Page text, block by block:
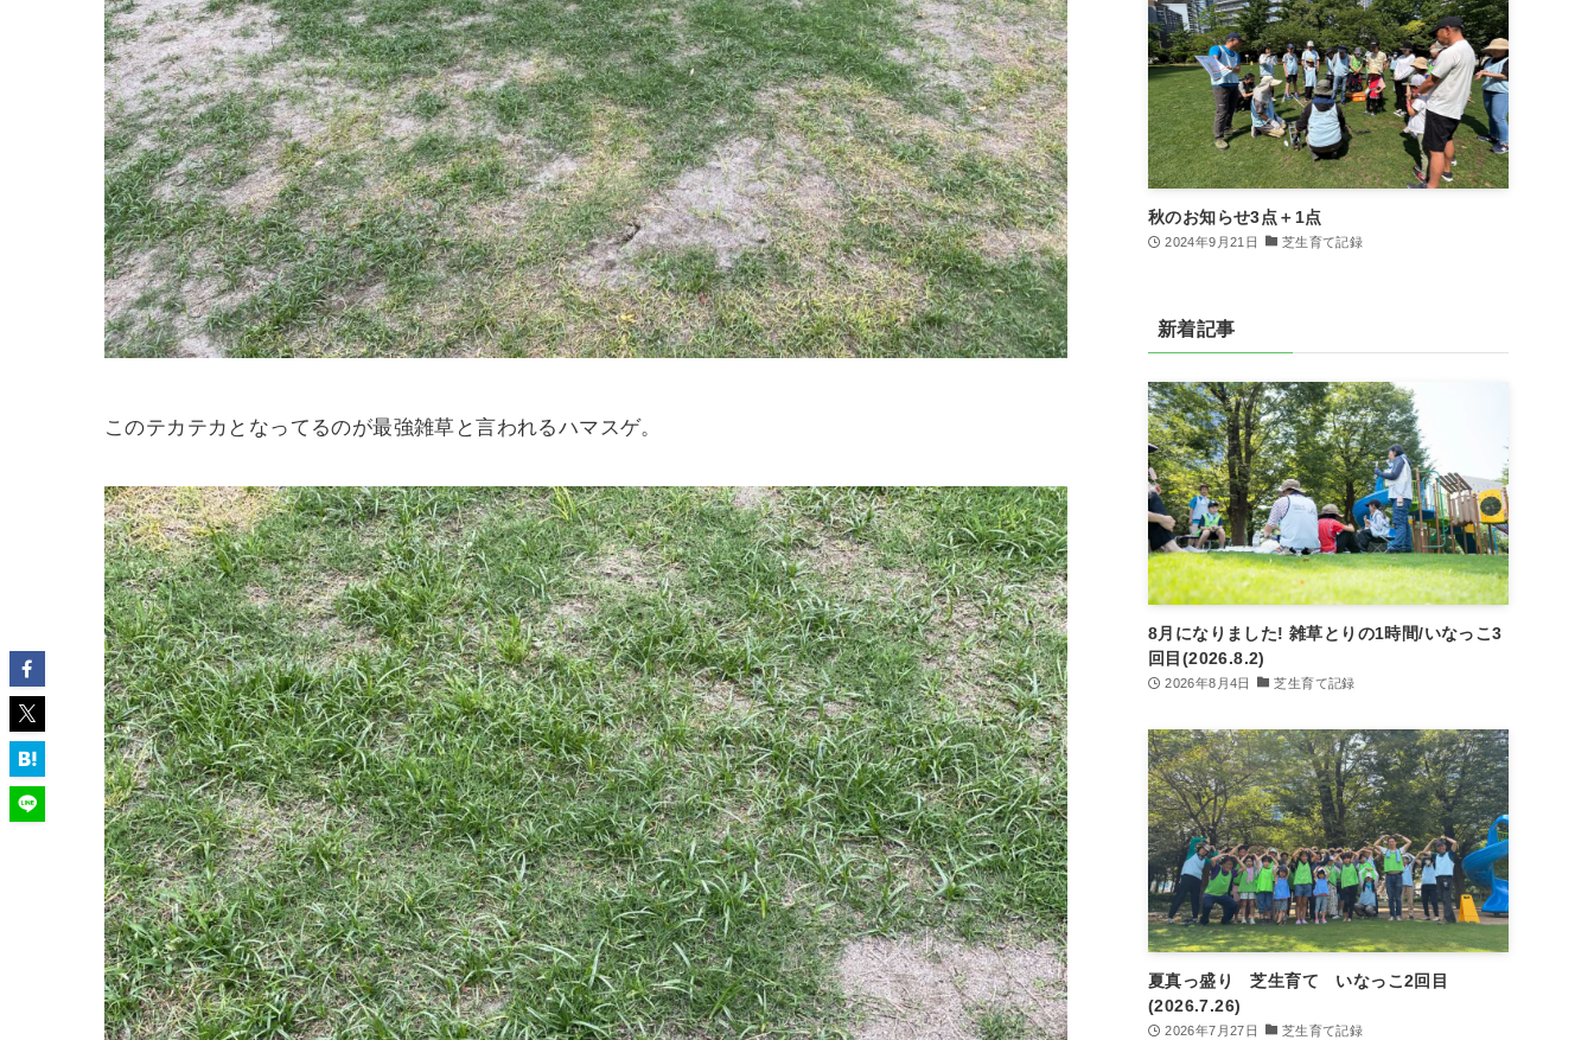
このテカテカとなってるのが最強雑草と言われるハマスゲ。
秋のお知らせ3点＋1点
2024年9月21日 芝生育て記録
新着記事
8月になりました! 雑草とりの1時間/いなっこ3
回目(2026.8.2)
2026年8月4日 芝生育て記録
夏真っ盛り 芝生育て いなっこ2回目
(2026.7.26)
2026年7月27日 芝生育て記録